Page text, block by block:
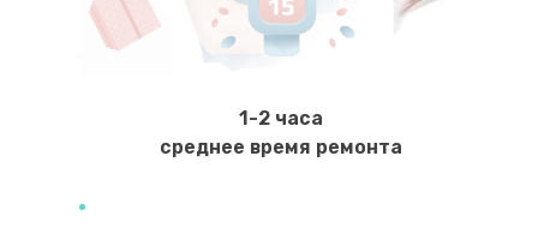
Заказать
550 руб.
Заказать
1-2 часа
среднее время ремонта